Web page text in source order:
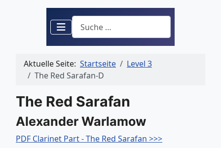
Suchen
Aktuelle Seite: Startseite
Level 3
The Red Sarafan-D
The Red Sarafan
Alexander Warlamow
PDF Clarinet Part - The Red Sarafan >>>